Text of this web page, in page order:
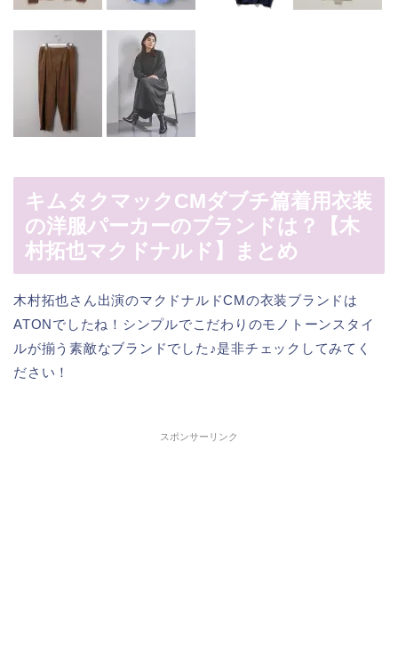
キムタクマックCMダブチ篇着用衣装
の洋服パーカーのブランドは？【木
村拓也マクドナルド】まとめ
木村拓也さん出演のマクドナルドCMの衣装ブランドは
ATONでしたね！シンプルでこだわりのモノトーンスタイ
ルが揃う素敵なブランドでした♪是非チェックしてみてく
ださい！
スポンサーリンク